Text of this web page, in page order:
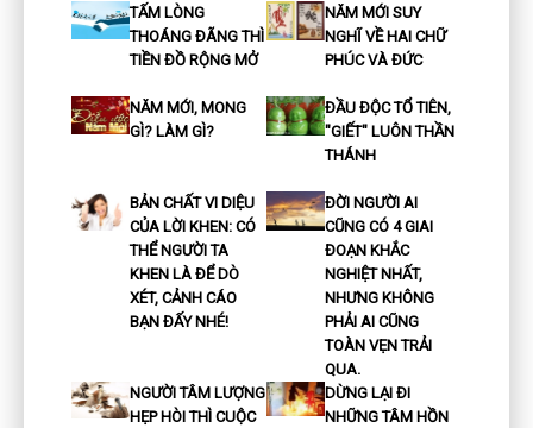
TẤM LÒNG
THOÁNG ĐÃNG THÌ
TIỀN ĐỒ RỘNG MỞ
NĂM MỚI SUY
NGHĨ VỀ HAI CHỮ
PHÚC VÀ ĐỨC
NĂM MỚI, MONG
GÌ? LÀM GÌ?
ĐẦU ĐỘC TỔ TIÊN,
"GIẾT" LUÔN THẦN
THÁNH
BẢN CHẤT VI DIỆU
CỦA LỜI KHEN: CÓ
THỂ NGƯỜI TA
KHEN LÀ ĐỂ DÒ
XÉT, CẢNH CÁO
BẠN ĐẤY NHÉ!
ĐỜI NGƯỜI AI
CŨNG CÓ 4 GIAI
ĐOẠN KHẮC
NGHIỆT NHẤT,
NHƯNG KHÔNG
PHẢI AI CŨNG
TOÀN VẸN TRẢI
QUA.
NGƯỜI TÂM LƯỢNG
HẸP HÒI THÌ CUỘC
DỪNG LẠI ĐI
NHỮNG TÂM HỒN